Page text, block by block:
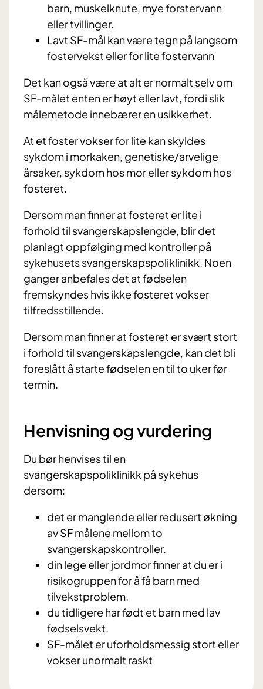
barn, muskelknute, mye forstervann
eller tvillinger.
Lavt SF-mål kan være tegn på langsom
fostervekst eller for lite fostervann
Det kan også være at alt er normalt selv om
SF-målet enten er høyt eller lavt, fordi slik
målemetode innebærer en usikkerhet.
At et foster vokser for lite kan skyldes
sykdom i morkaken, genetiske/arvelige
årsaker, sykdom hos mor eller sykdom hos
fosteret.
Dersom man finner at fosteret er lite i
forhold til svangerskapslengde, blir det
planlagt oppfølging med kontroller på
sykehusets svangerskapspoliklinikk. Noen
ganger anbefales det at fødselen
fremskyndes hvis ikke fosteret vokser
tilfredsstillende.
Dersom man finner at fosteret er svært stort
i forhold til svangerskapslengde, kan det bli
foreslått å starte fødselen en til to uker før
termin.
Henvisning og vurdering
Du bør henvises til en
svangerskapspoliklinikk på sykehus
dersom:
det er manglende eller redusert økning
av SF målene mellom to
svangerskapskontroller.
din lege eller jordmor finner at du er i
risikogruppen for å få barn med
tilvekstproblem.
du tidligere har født et barn med lav
fødselsvekt.
SF-målet er uforholdsmessig stort eller
vokser unormalt raskt